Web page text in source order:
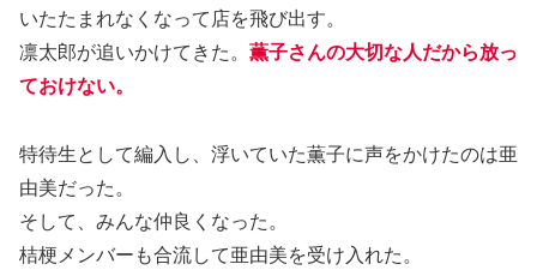
いたたまれなくなって店を飛び出す。
凛太郎が追いかけてきた。 薫子さんの大切な人だから放っ
ておけない。
特待生として編入し、浮いていた薫子に声をかけたのは亜
由美だった。
そして、みんな仲良くなった。
桔梗メンバーも合流して亜由美を受け入れた。